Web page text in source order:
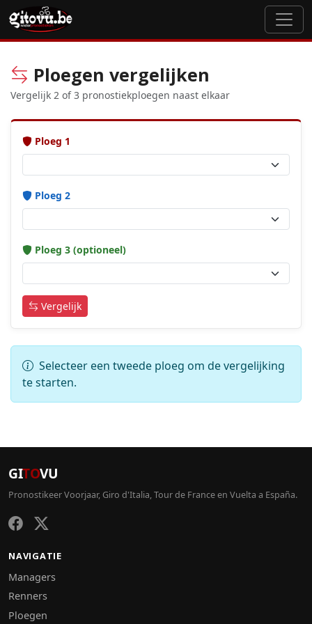
Ploegen vergelijken
Vergelijk 2 of 3 pronostiekploegen naast elkaar
Ploeg 1
Ploeg 2
Ploeg 3 (optioneel)
Vergelijk
Selecteer een tweede ploeg om de vergelijking
te starten.
GITOVU
Pronostikeer Voorjaar, Giro d'Italia, Tour de France en Vuelta a España.
NAVIGATIE
Managers
Renners
Ploegen